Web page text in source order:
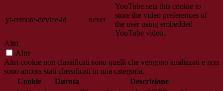
yt-remote-device-id never
YouTube sets this cookie to
store the video preferences of
the user using embedded
YouTube video.
Altri
Altri
Altri cookie non classificati sono quelli che vengono analizzati e non
sono ancora stati classificati in una categoria.
Cookie
Durata
Descrizione